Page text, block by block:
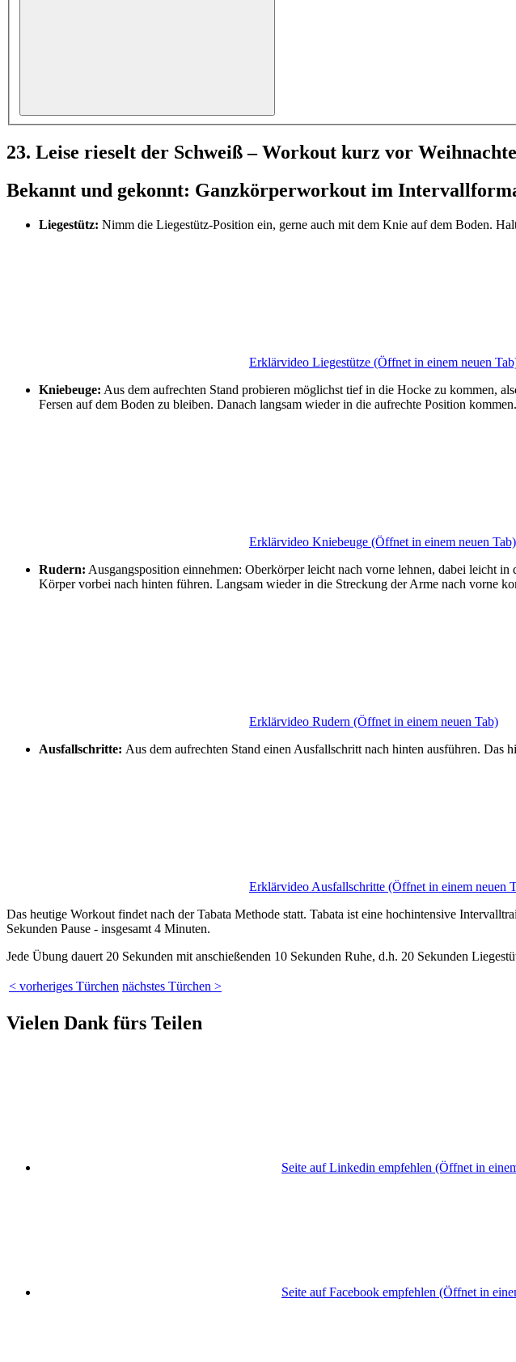
23. Leise rieselt der Schweiß – Workout kurz vor
Bekannt und gekonnt: Ganzkörperworkout im
Liegestütz: Nimm die Liegestütz-Position ein, gerne auch mit dem Knie auf dem Boden.
Erklärvideo Liegestütze (Öffnet in einem neuen
Kniebeuge: Aus dem aufrechten Stand probieren möglichst tief in die Hocke zu kommen,
Fersen auf dem Boden zu bleiben. Danach langsam wieder in die aufrechte Position kommen.
Erklärvideo Kniebeuge (Öffnet in einem neuen Tab)
Rudern: Ausgangsposition einnehmen: Oberkörper leicht nach vorne lehnen, dabei leicht
Körper vorbei nach hinten führen. Langsam wieder in die Streckung der Arme nach vorne
Erklärvideo Rudern (Öffnet in einem neuen Tab)
Ausfallschritte: Aus dem aufrechten Stand einen Ausfallschritt nach hinten ausführen.
Erklärvideo Ausfallschritte (Öffnet in einem neuen
Das heutige Workout findet nach der Tabata Methode statt. Tabata ist eine hochintensive
Sekunden Pause - insgesamt 4 Minuten.
Jede Übung dauert 20 Sekunden mit anschießenden 10 Sekunden Ruhe, d.h. 20 Sekunden
< vorheriges Türchen nächstes Türchen >
Vielen Dank fürs Teilen
Seite auf Linkedin empfehlen (Öffnet in
Seite auf Facebook empfehlen (Öffnet in